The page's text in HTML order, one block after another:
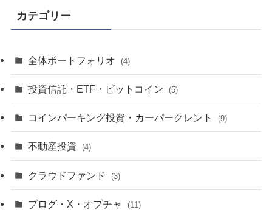
カテゴリー
全体ポートフォリオ (4)
投資信託・ETF・ビットコイン (5)
コインパーキング投資・カーパークレント (9)
不動産投資 (4)
クラウドファンド (3)
ブログ・X・オプチャ (11)